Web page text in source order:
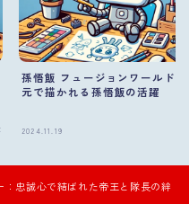
孫悟飯 フュージョンワールド
元で描かれる孫悟飯の活躍
2024.11.19
：忠誠心で結ばれた帝王と隊長の絆